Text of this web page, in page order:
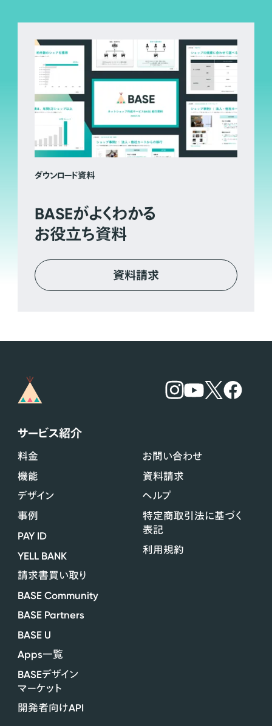
ダウンロード資料
BASEがよくわかる
お役立ち資料
資料請求
サービス紹介
料金
機能
デザイン
事例
PAY ID
YELL BANK
請求書買い取り
BASE Community
BASE Partners
BASE U
Apps一覧
BASEデザイン
マーケット
開発者向けAPI
お問い合わせ
資料請求
ヘルプ
特定商取引法に基づく
表記
利用規約